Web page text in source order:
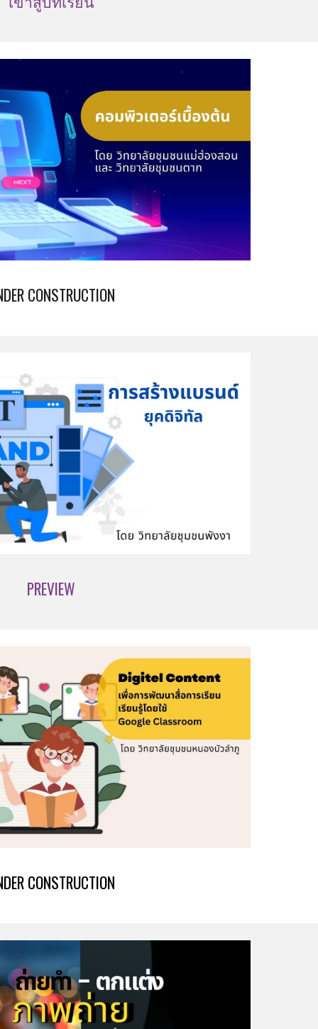
CONSTRUCTION
PREVIEW
CONSTRUCTION